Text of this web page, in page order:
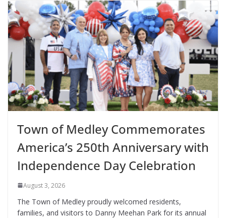
Town of Medley Commemorates
America’s 250th Anniversary with
Independence Day Celebration
August 3, 2026
The Town of Medley proudly welcomed residents,
families, and visitors to Danny Meehan Park for its annual